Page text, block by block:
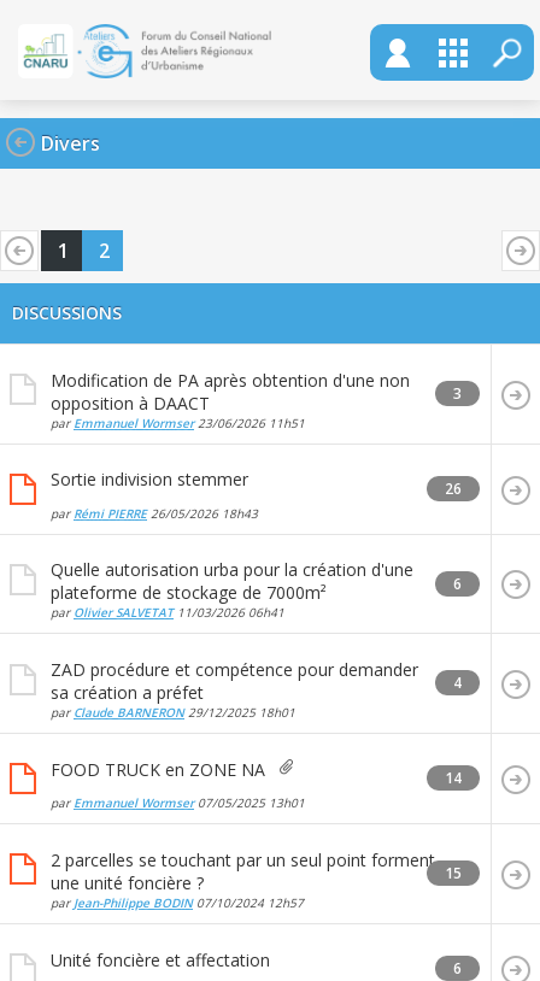
Divers
1 2
DISCUSSIONS
Modification de PA après obtention d'une non
opposition à DAACT
par Emmanuel Wormser23/06/2026 11h51
3
Sortie indivision stemmer
par Rémi PIERRE26/05/2026 18h43
26
Quelle autorisation urba pour la création d'une
plateforme de stockage de 7000m²
par Olivier SALVETAT11/03/2026 06h41
6
ZAD procédure et compétence pour demander
sa création a préfet
par Claude BARNERON29/12/2025 18h01
4
FOOD TRUCK en ZONE NA
par Emmanuel Wormser07/05/2025 13h01
14
2 parcelles se touchant par un seul point forment
une unité foncière ?
par Jean-Philippe BODIN07/10/2024 12h57
15
Unité foncière et affectation 6